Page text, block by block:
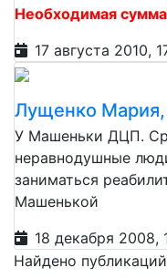
Необходимая
17 августа 2010,
Лущенко
У Машеньки ДЦП.
неравнодушные
заниматься
Машенькой
18 декабря 2008,
Найдено